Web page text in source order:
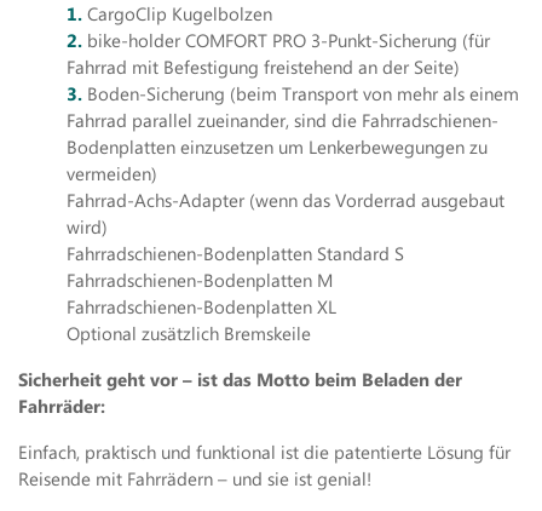
CargoClip Kugelbolzen
bike-holder COMFORT PRO 3-Punkt-Sicherung (für
Fahrrad mit Befestigung freistehend an der Seite)
Boden-Sicherung (beim Transport von mehr als einem
Fahrrad parallel zueinander, sind die Fahrradschienen-
Bodenplatten einzusetzen um Lenkerbewegungen zu
vermeiden)
Fahrrad-Achs-Adapter (wenn das Vorderrad ausgebaut
wird)
Fahrradschienen-Bodenplatten Standard S
Fahrradschienen-Bodenplatten M
Fahrradschienen-Bodenplatten XL
Optional zusätzlich Bremskeile
Sicherheit geht vor – ist das Motto beim Beladen der
Fahrräder:
Einfach, praktisch und funktional ist die patentierte Lösung für
Reisende mit Fahrrädern – und sie ist genial!